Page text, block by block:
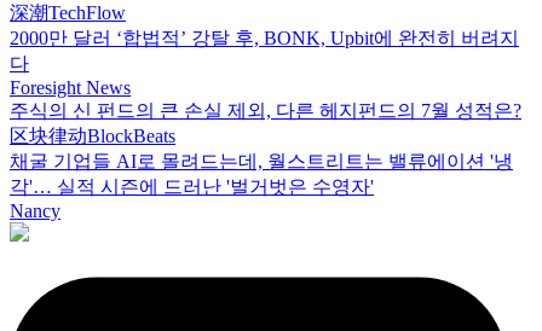
深潮TechFlow
2000만 달러 ‘합법적’ 강탈 후, BONK, Upbit에 완전히 버려지
다
Foresight News
주식의 신 펀드의 큰 손실 제외, 다른 헤지펀드의 7월 성적은?
区块律动BlockBeats
채굴 기업들 AI로 몰려드는데, 월스트리트는 밸류에이션 '냉
각'… 실적 시즌에 드러난 '벌거벗은 수영자'
Nancy